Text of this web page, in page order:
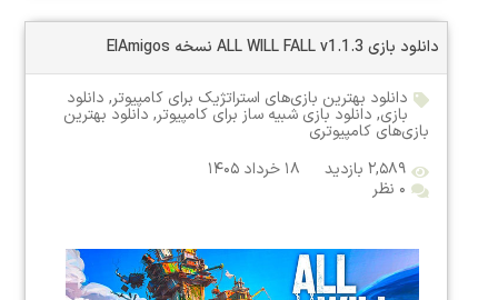
دانلود بازی ALL WILL FALL v1.1.3 نسخه ElAmigos
دانلود بهترین بازی‌های استراتژیک برای کامپیوتر, دانلود
بازی, دانلود بازی شبیه ساز برای کامپیوتر, دانلود بهترین
بازی‌های کامپیوتری
۲,۵۸۹ بازدید
۱۸ خرداد ۱۴۰۵
۰ نظر